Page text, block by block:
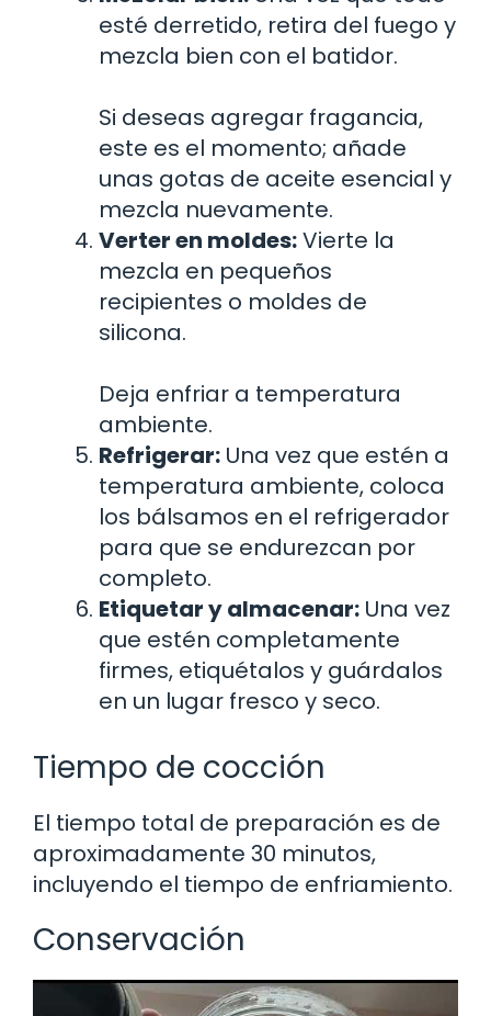
esté derretido, retira del fuego y
mezcla bien con el batidor.
Si deseas agregar fragancia,
este es el momento; añade
unas gotas de aceite esencial y
mezcla nuevamente.
Verter en moldes:Vierte la
mezcla en pequeños
recipientes o moldes de
silicona.
Deja enfriar a temperatura
ambiente.
Refrigerar: Una vez que estén a
temperatura ambiente, coloca
los bálsamos en el refrigerador
para que se endurezcan por
completo.
Etiquetar y almacenar: Una vez
que estén completamente
firmes, etiquétalos y guárdalos
en un lugar fresco y seco.
Tiempo de cocción
El tiempo total de preparación es de
aproximadamente 30 minutos,
incluyendo el tiempo de enfriamiento.
Conservación